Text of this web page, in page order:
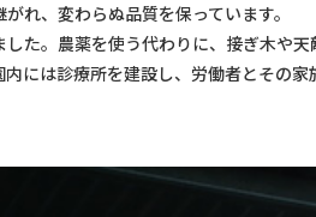
れ、変わらぬ品質を保っています。
た。農薬を使う代わりに、接ぎ木や
には診療所を建設し、労働者とその